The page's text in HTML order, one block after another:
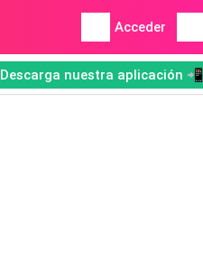
Acceder
Descarga nuestra aplicación 📲